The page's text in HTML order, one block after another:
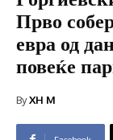
Прво
евра од
повеќе
ByXH M